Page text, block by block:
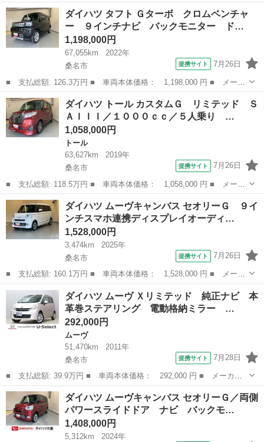
名： ダイハツ ■ 車種名： ミラ ■ グレード名： ＴＸ オーデ
ィオ 禁煙車 衝突安全ボディ ドアバイザー 盗難防止装置 エア
コン 内装グ...
三重 桑名市 ミラ
ダイハツ タフト Ｇターボ クロムベンチャ
ー ９インチナビ バックモニター ド…
1,198,000円
67,055km
2022年
桑名市
提携サイト 7月26日
■ 支払総額: 126.3万円 ■ 車両本体価格： 1,198,000 円 ■ メーカ
ー名： ダイハツ ■ 車種名： タフト ■ グレード名： Ｇター
ボ クロムベンチャー ９インチナビ バックモニター ドライブレ
コーダー ...
三重 桑名市 ダイハツ
ダイハツ トール カスタムＧ リミテッド Ｓ
ＡＩＩＩ／１０００ｃｃ／５人乗り …
1,058,000円
トール
63,627km
2019年
桑名市
提携サイト 7月26日
■ 支払総額: 118.5万円 ■ 車両本体価格： 1,058,000 円 ■ メーカ
ー名： ダイハツ ■ 車種名： トール ■ グレード名： カスタム
Ｇ リミテッド ＳＡＩＩＩ／１０００ｃｃ／５人乗り 純正ナビ
パノラマ...
三重 桑名市 トール
ダイハツ ムーヴキャンバス セオリーＧ ９イ
ンチスマホ連携ディスプレイオーディ…
1,528,000円
3,474km
2025年
桑名市
提携サイト 7月26日
■ 支払総額: 160.1万円 ■ 車両本体価格： 1,528,000 円 ■ メーカ
ー名： ダイハツ ■ 車種名： ムーヴキャンバス ■ グレード
名： セオリーＧ ９インチスマホ連携ディスプレイオーディオ バ
ックモニター...
三重 桑名市 ダイハツ
ダイハツ ムーヴ Ｘリミテッド 純正ナビ 本
革巻ステアリング 電動格納ミラー …
292,000円
ムーヴ
51,470km
2011年
桑名市
提携サイト 7月28日
■ 支払総額: 39.9万円 ■ 車両本体価格： 292,000 円 ■ メーカー
名： ダイハツ ■ 車種名： ムーヴ ■ グレード名： Ｘリミテッ
ド 純正ナビ 本革巻ステアリング 電動格納ミラー アイドリング
ストップ キ...
三重 桑名市 ムーヴ
ダイハツ ムーヴキャンバス セオリーＧ／両側
パワースライドドア ナビ バックモ…
1,408,000円
5,312km
2024年